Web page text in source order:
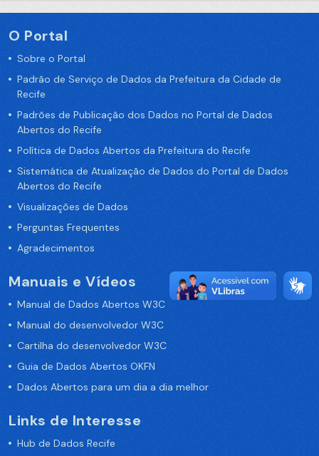
O Portal
Sobre o Portal
Padrão de Serviço de Dados da Prefeitura da Cidade de
Recife
Padrões de Publicação dos Dados no Portal de Dados
Abertos do Recife
Política de Dados Abertos da Prefeitura do Recife
Sistemática de Atualização de Dados do Portal de Dados
Abertos do Recife
Visualizações de Dados
Perguntas Frequentes
Agradecimentos
Manuais e Vídeos
Manual de Dados Abertos W3C
Manual do desenvolvedor W3C
Cartilha do desenvolvedor W3C
Guia de Dados Abertos OKFN
Dados Abertos para um dia a dia melhor
Links de Interesse
Hub de Dados Recife